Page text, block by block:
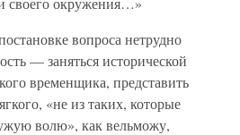
вопроса нетрудно
— заняться исторической
временщика, представить
«не из таких, которые
волю», как вельможу,